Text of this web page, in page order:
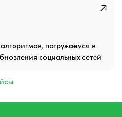
погружаемся в
социальных сетей